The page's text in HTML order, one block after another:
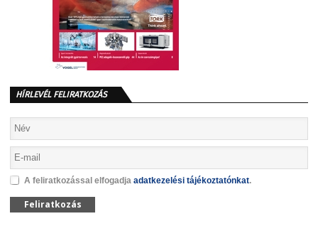
HÍRLEVÉL FELIRATKOZÁS
A feliratkozással elfogadja adatkezelési tájékoztatónkat.
Feliratkozás